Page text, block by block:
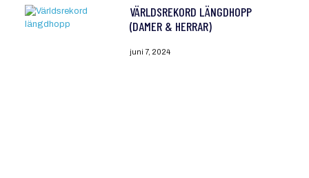
VÄRLDSREKORD LÄNGDHOPP
(DAMER & HERRAR)
juni 7, 2024